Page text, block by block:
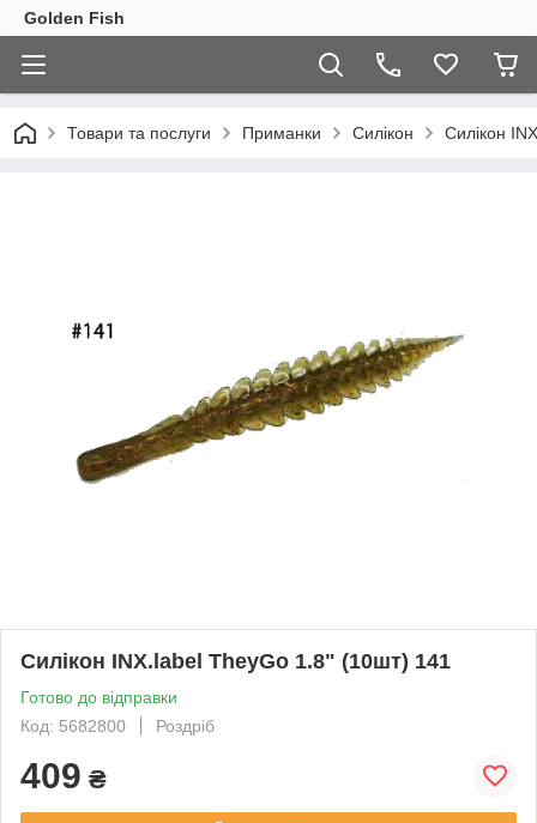
Golden Fish
Товари та послуги Приманки Силікон Силікон
Силікон INX.label TheyGo 1.8" (10шт) 141
Готово до відправки
Код: 5682800
Роздріб
409 ₴